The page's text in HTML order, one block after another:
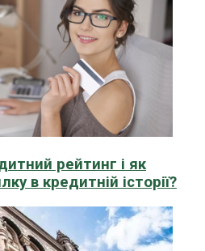
рейтинг і як
в кредитній історії?